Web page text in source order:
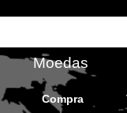
Moedas
Compra